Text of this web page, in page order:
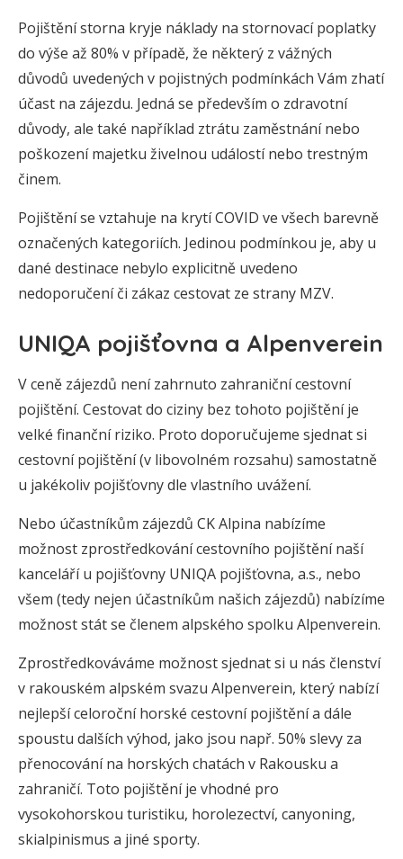
Pojištění storna kryje náklady na stornovací poplatky
do výše až 80% v případě, že některý z vážných
důvodů uvedených v pojistných podmínkách Vám zhatí
účast na zájezdu. Jedná se především o zdravotní
důvody, ale také například ztrátu zaměstnání nebo
poškození majetku živelnou událostí nebo trestným
činem.
Pojištění se vztahuje na krytí COVID ve všech barevně
označených kategoriích. Jedinou podmínkou je, aby u
dané destinace nebylo explicitně uvedeno
nedoporučení či zákaz cestovat ze strany MZV.
UNIQA pojišťovna a Alpenverein
V ceně zájezdů není zahrnuto zahraniční cestovní
pojištění. Cestovat do ciziny bez tohoto pojištění je
velké finanční riziko. Proto doporučujeme sjednat si
cestovní pojištění (v libovolném rozsahu) samostatně
u jakékoliv pojišťovny dle vlastního uvážení.
Nebo účastníkům zájezdů CK Alpina nabízíme
možnost zprostředkování cestovního pojištění naší
kanceláří u pojišťovny UNIQA pojišťovna, a.s., nebo
všem (tedy nejen účastníkům našich zájezdů) nabízíme
možnost stát se členem alpského spolku Alpenverein.
Zprostředkováváme možnost sjednat si u nás členství
v rakouském alpském svazu Alpenverein, který nabízí
nejlepší celoroční horské cestovní pojištění a dále
spoustu dalších výhod, jako jsou např. 50% slevy za
přenocování na horských chatách v Rakousku a
zahraničí. Toto pojištění je vhodné pro
vysokohorskou turistiku, horolezectví, canyoning,
skialpinismus a jiné sporty.